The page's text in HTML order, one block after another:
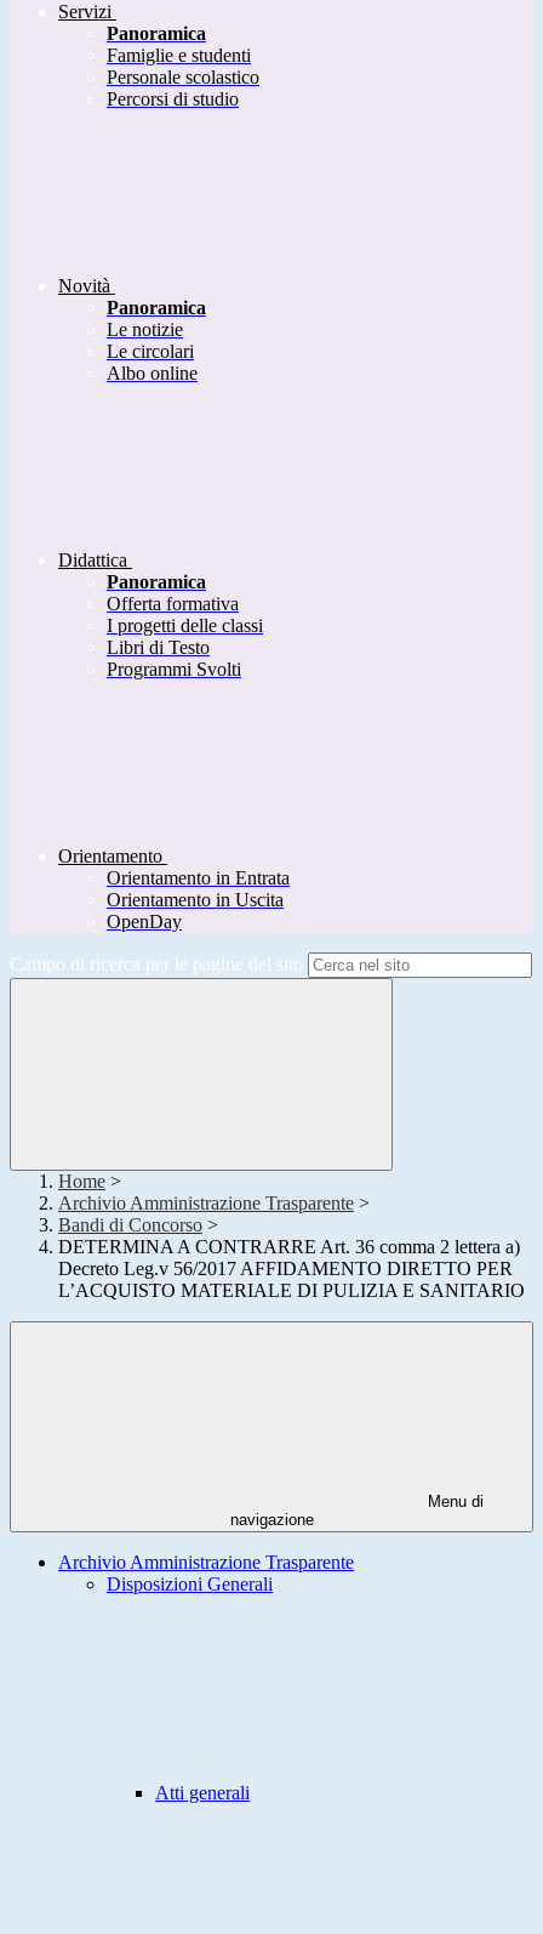
Servizi
Panoramica
Famiglie e studenti
Personale scolastico
Percorsi di studio
Novità
Panoramica
Le notizie
Le circolari
Albo online
Didattica
Panoramica
Offerta formativa
I progetti delle classi
Libri di Testo
Programmi Svolti
Orientamento
Orientamento in Entrata
Orientamento in Uscita
OpenDay
Campo di ricerca per le pagine del sito
Home >
Archivio Amministrazione Trasparente >
Bandi di Concorso >
DETERMINA A CONTRARRE Art. 36 comma 2 lettera a)
Decreto Leg.v 56/2017 AFFIDAMENTO DIRETTO PER
L’ACQUISTO MATERIALE DI PULIZIA E SANITARIO
Menu di
navigazione
Archivio Amministrazione Trasparente
Disposizioni Generali
Atti generali